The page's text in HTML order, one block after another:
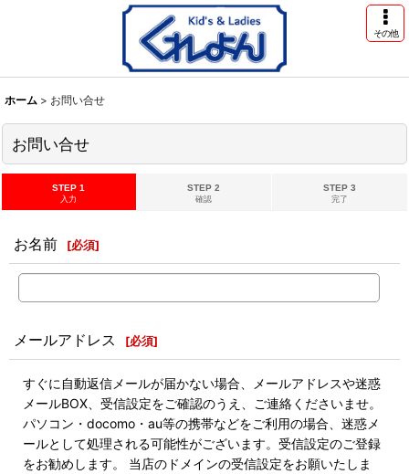
その他
ホーム > お問い合せ
お問い合せ
STEP 1
入力
STEP 2
確認
STEP 3
完了
お名前 [必須]
メールアドレス [必須]
すぐに自動返信メールが届かない場合、メールアドレスや迷惑
メールBOX、受信設定をご確認のうえ、ご連絡くださいませ。
パソコン・docomo・au等の携帯などをご利用の場合、迷惑メ
ールとして処理される可能性がございます。受信設定のご登録
をお勧めします。 当店のドメインの受信設定をお願いたしま